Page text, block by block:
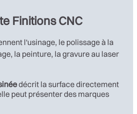
Finitions CNC
l'usinage, le polissage à la
la peinture, la gravure au laser
décrit la surface directement
peut présenter des marques